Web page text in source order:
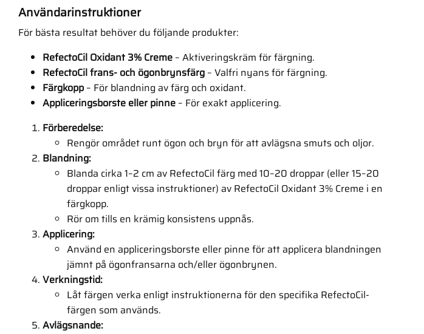
Användarinstruktioner
För bästa resultat behöver du följande produkter:
RefectoCil Oxidant 3% Creme – Aktiveringskräm för färgning.
RefectoCil frans- och ögonbrynsfärg – Valfri nyans för färgning.
Färgkopp – För blandning av färg och oxidant.
Appliceringsborste eller pinne – För exakt applicering.
Förberedelse:
Rengör området runt ögon och bryn för att avlägsna smuts och oljor.
Blandning:
Blanda cirka 1–2 cm av RefectoCil färg med 10–20 droppar (eller 15–20
droppar enligt vissa instruktioner) av RefectoCil Oxidant 3% Creme i en
färgkopp.
Rör om tills en krämig konsistens uppnås.
Applicering:
Använd en appliceringsborste eller pinne för att applicera blandningen
jämnt på ögonfransarna och/eller ögonbrynen.
Verkningstid:
Låt färgen verka enligt instruktionerna för den specifika RefectoCil-
färgen som används.
Avlägsnande: